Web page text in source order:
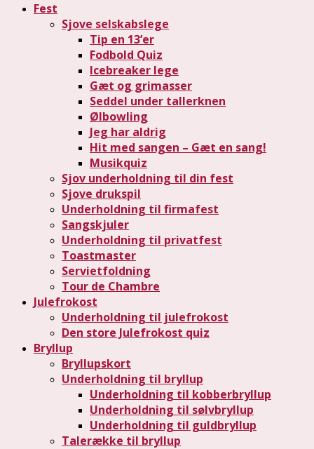
Fest
Sjove selskabslege
Tip en 13’er
Fodbold Quiz
Icebreaker lege
Gæt og grimasser
Seddel under tallerknen
Ølbowling
Jeg har aldrig
Hit med sangen – Gæt en sang!
Musikquiz
Sjov underholdning til din fest
Sjove drukspil
Underholdning til firmafest
Sangskjuler
Underholdning til privatfest
Toastmaster
Servietfoldning
Tour de Chambre
Julefrokost
Underholdning til julefrokost
Den store Julefrokost quiz
Bryllup
Bryllupskort
Underholdning til bryllup
Underholdning til kobberbryllup
Underholdning til sølvbryllup
Underholdning til guldbryllup
Talerække til bryllup